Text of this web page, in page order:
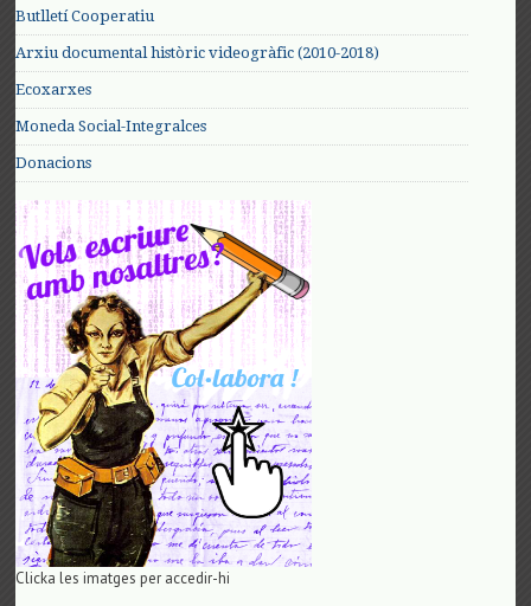
Butlletí Cooperatiu
Arxiu documental històric videogràfic (2010-2018)
Ecoxarxes
Moneda Social-Integralces
Donacions
Clicka les imatges per accedir-hi